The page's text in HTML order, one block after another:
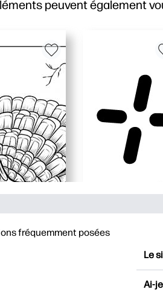
peuvent également
fréquemment posées
Le
Ai-